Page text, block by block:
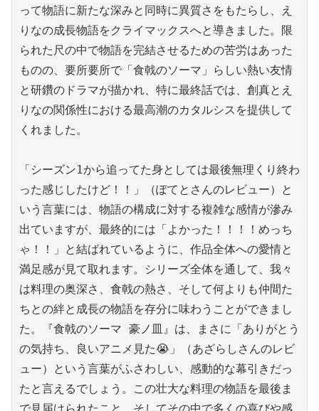
って物語に新たな深みと同時に異質さをもたらし、え
りなの成長物語をクライマックスへと導きました。限
られた尺の中で物語を完結させるための苦労はあった
ものの、要所要所で「食戟のソーマ」らしい熱い友情
と研鑽のドラマが描かれ、特に最終話では、創真とえ
りなの関係性における最高潮のカタルシスを提供して
くれました。
「シーズン1から追ってた身としては最後無理くり終わ
った感じしたけど！！」（ぽてとさんのレビュー）と
いう言葉には、物語の構成に対する複雑な感情が滲み
出ていますが、最終的には「よかった！！！！めっち
ゃ！！」と結ばれているように、作品全体への愛情と
満足感が見て取れます。シリーズ全体を通して、我々
は料理の奥深さ、食戟の熱さ、そして何よりも仲間た
ちとの絆と成長の物語を存分に味わうことができまし
た。『食戟のソーマ 豪ノ皿』は、まさに「ありがとう
の気持ち、良いアニメ見た😭」（あざらしさんのレビ
ュー）という言葉がふさわしい、感動的な幕引きだっ
たと言えるでしょう。この壮大な料理の物語を最後ま